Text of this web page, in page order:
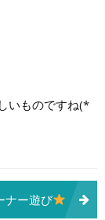
いものですね(*
ナー遊び